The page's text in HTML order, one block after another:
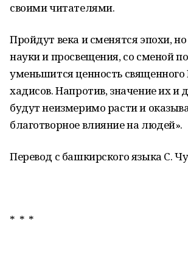
своими читателями.
Пройдут века и сменятся эпохи,
науки и просвещения, со сменой
уменьшится ценность священного
хадисов. Напротив, значение их и
будут неизмеримо расти и
благотворное влияние на людей».
Перевод с башкирского языка С.
* * *